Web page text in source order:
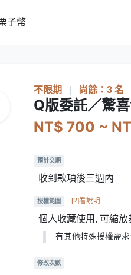
子幣
不限期 尚餘：3 名
Q版委託／驚
NT$ 700 ~
預計交期
收到款項後三週內
授權範圍 [?]看說明
個人收藏使用, 可縮
有其他特殊授權需
修改次數